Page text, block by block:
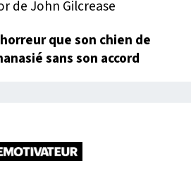
que son chien de
sans son accord